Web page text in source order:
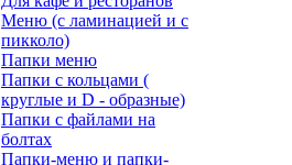
Меню (с ламинацией и с
пикколо)
Папки меню
Папки с кольцами (
круглые и D - образные)
Папки с файлами на
болтах
Папки-меню и папки-